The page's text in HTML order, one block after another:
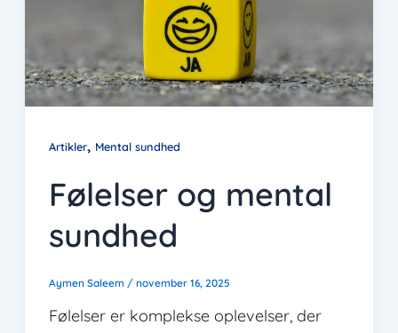
Artikler, Mental sundhed
Følelser og mental
sundhed
Aymen Saleem / november 16, 2025
Følelser er komplekse oplevelser, der